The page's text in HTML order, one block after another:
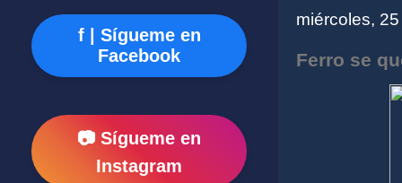
miércoles,
Ferro se
f | Sígueme en
Facebook
📷 Sígueme en
Instagram